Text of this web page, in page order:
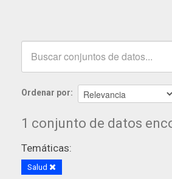
Ordenar por
1 conjunto de datos
Temáticas:
Salud